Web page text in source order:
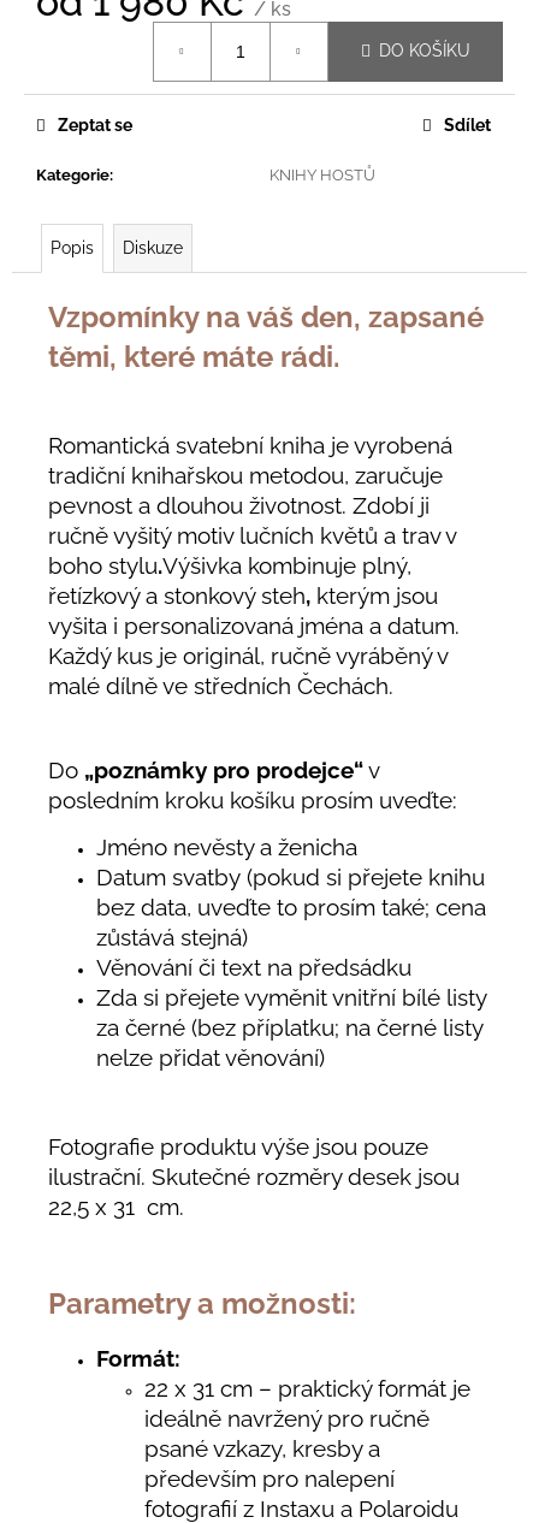
/ ks
DO KOŠÍKU
Kategorie: KNIHY HOSTŮ
Zeptat se Sdílet
Popis Diskuze
Vzpomínky na váš den, zapsané
těmi, které máte rádi.
Romantická svatební kniha je vyrobená
tradiční knihařskou metodou, zaručuje
pevnost a dlouhou životnost. Zdobí ji
ručně vyšitý motiv lučních květů a trav v
boho stylu.Výšivka kombinuje plný,
řetízkový a stonkový steh, kterým jsou
vyšita i personalizovaná jména a datum.
Každý kus je originál, ručně vyráběný v
malé dílně ve středních Čechách.
Do „poznámky pro prodejce“v
posledním kroku košíku prosím uveďte:
Jméno nevěsty a ženicha
Datum svatby (pokud si přejete knihu
bez data, uveďte to prosím také; cena
zůstává stejná)
Věnování či text na předsádku
Zda si přejete vyměnit vnitřní bílé listy
za černé (bez příplatku; na černé listy
nelze přidat věnování)
Fotografie produktu výše jsou pouze
ilustrační. Skutečné rozměry desek jsou
22,5 x 31 cm.
Parametry a možnosti:
Formát:
22 x 31 cm – praktický formát je
ideálně navržený pro ručně
psané vzkazy, kresby a
především pro nalepení
fotografií z Instaxu a Polaroidu